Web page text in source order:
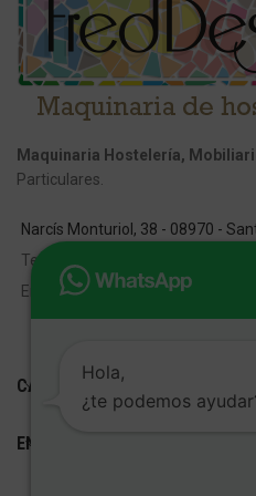
Maquinaria Hostelería,
Particulares.
Narcís Monturiol, 38 - 08970 -
Tel:
Email:info@fred-despi.com
CATEGORIAS
ENLACES ÚTILES
Hola,
¿te podemos